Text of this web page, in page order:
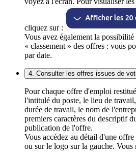
cliquez sur :
Vous avez également la
« classement » des offres : vous
par date.
4. Consulter les offres issues de
Pour chaque offre d'emploi
l'intitulé du poste, le lieu de
durée de travail, le nom de
premiers caractères du descriptif
publication de l'offre.
Vous accédez au détail d'une
ou sur le logo sur la gauche. Vous